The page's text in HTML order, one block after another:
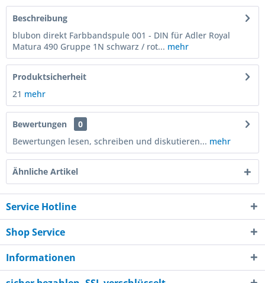
Beschreibung
blubon direkt Farbbandspule 001 - DIN für Adler Royal
Matura 490 Gruppe 1N schwarz / rot... mehr
Produktsicherheit
21 mehr
Bewertungen
0
Bewertungen lesen, schreiben und diskutieren... mehr
Ähnliche Artikel
Service Hotline
Shop Service
Informationen